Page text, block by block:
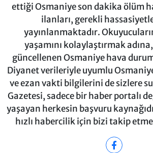
ettiği Osmaniye son dakika ölüm
ilanları, gerekli
yayınlanmaktadır.
yaşamını kolaylaştırmak
güncellenen Osmaniye hava
Diyanet verileriyle uyumlu
ve ezan vakti bilgilerini de sizlere
Gazetesi, sadece bir haber portalı
yaşayan herkesin başvuru
hızlı habercilik için bizi takip